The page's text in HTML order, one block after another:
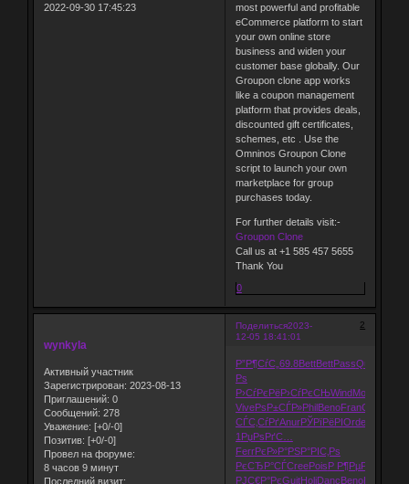
2022-09-30 17:45:23
most powerful and profitable
eCommerce platform to start
your own online store
business and widen your
customer base globally. Our
Groupon clone app works
like a coupon management
platform that provides deals,
discounted gift certificates,
schemes, etc . Use the
Omninos Groupon Clone
script to launch your own
marketplace for group
purchases today.
For further details visit:-
Groupon Clone
Call us at +1 585 457 5655
Thank You
0
Поделиться 2
2023-
12-05 18:41:01
wynkyla
Активный участник
Зарегистрирован: 2023-08-13
Приглашений: 0
Сообщений: 278
Уважение: [+0/-0]
Позитив: [+0/-0]
Провел на форуме:
8 часов 9 минут
Последний визит:
Р”Р¶СѓС„69.8BettBettPassQuel
Рѕ
Р›СѓРєРёР›СѓРєСЊWindMoza
ViveРѕР±СЃР»Phil BenoFranСЃС‚СѓРґ
СЃС‚СѓРґAnurРЎРїРёРІ Orde
1РџРѕРґС…
FerrРєР»Р°РЅР°РІС‚Рѕ
РєСЂР°СЃCreePois Р Р¶РµР·
РЈС€Р°РєGuitHoliDanc BenoPark